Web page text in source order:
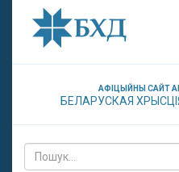
АФІЦЫЙНЫ САЙТ
БЕЛАРУСКАЯ